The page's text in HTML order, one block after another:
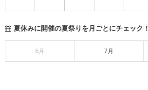
夏休みに開催の夏祭りを月ごとにチェック！
6月 7月